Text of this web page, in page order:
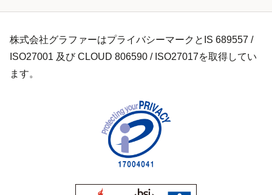
株式会社グラファーはプライバシーマークとIS 689557 /
ISO27001 及び CLOUD 806590 / ISO27017を取得してい
ます。